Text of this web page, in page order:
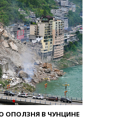
ОПОЛЗНЯ В ЧУНЦИНЕ